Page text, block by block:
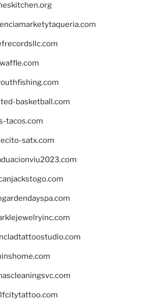
basketball.com
tacos.com
satx.com